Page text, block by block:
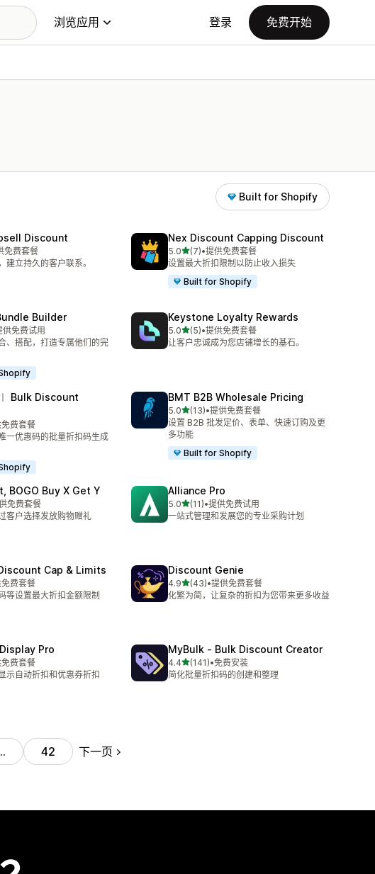
浏览应用 登录 免费开始
Built for Shopify
Discount
星）
免费套餐
建立持久的客户联系。
Nex Discount Capping Discount
5.0星（满分 5 星）
(7)
总共 7 条评论
•提供免费套餐
设置最大折扣限制以防止收入损失
Built for Shopify
Builder
星）
供免费试用
、搭配，打造专属他们的完
Keystone Loyalty Rewards
5.0星（满分 5 星）
(5)
总共 5 条评论
•提供免费套餐
让客户忠诚成为您店铺增长的基石。
Bulk Discount
星）
费套餐
一优惠码的批量折扣码生成
BMT B2B Wholesale Pricing
5.0星（满分 5 星）
(13)
总共 13 条评论
•提供免费套餐
设置 B2B 批发定价、表单、快速订购及更
多功能
Built for Shopify
BOGO Buy X Get Y
星）
免费套餐
客户选择发放购物赠礼
Alliance Pro
5.0星（满分 5 星）
(11)
总共 11 条评论
•提供免费试用
一站式管理和发展您的专业采购计划
Cap & Limits
星）
费套餐
等设置最大折扣金额限制
Discount Genie
4.9星（满分 5 星）
(43)
总共 43 条评论
•提供免费套餐
化繁为简，让复杂的折扣为您带来更多收益
Pro
星）
费套餐
示自动折扣和优惠券折扣
MyBulk ‑ Bulk Discount Creator
4.4星（满分 5 星）
(141)
总共 141 条评论
•免费安装
简化批量折扣码的创建和整理
42 下一页